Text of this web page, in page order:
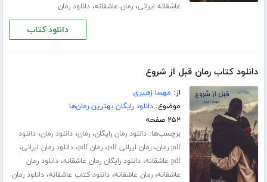
عاشقانه ایرانی،رمان عاشقانه،دانلود رمان
دانلود کتاب
دانلود کتاب رمان قبل از شروع
از: مهسا زهیری
موضوع:دانلود رایگان بهترین رمان‌ها
۲۵۲ صفحه
برچسب‌ها:دانلود رمان رایگان،رمان،دانلود رمان،دانلود
pdf رمان
،رمان ایرانی pdf ،رمان pdf ،دانلود رمان ایرانی،
pdf عاشقانه ،دانلود رایگان رمان عاشقانه،دانلود رمان
عاشقانه،رمان عاشقانه،دانلود کتاب عاشقانه،دانلود رمان